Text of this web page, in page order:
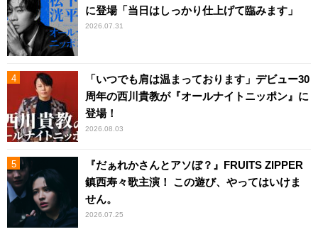
に登場「当日はしっかり仕上げて臨みます」
2026.07.31
「いつでも肩は温まっております」デビュー30
周年の西川貴教が『オールナイトニッポン』に
登場！
2026.08.03
『だぁれかさんとアソぼ？』FRUITS ZIPPER
鎮西寿々歌主演！ この遊び、やってはいけま
せん。
2026.07.25